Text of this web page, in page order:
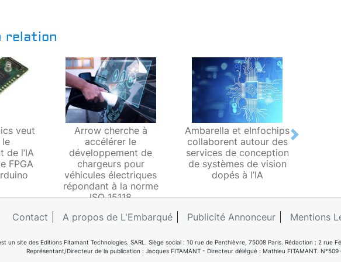
relation
veut
de l’IA
FPGA
Arrow cherche à
accélérer le
développement de
chargeurs pour
véhicules électriques
répondant à la norme
ISO 15118
Ambarella et eInfochips
collaborent autour des
services de conception
de systèmes de vision
dopés à l’IA
Next
Contact A propos de L'Embarqué Publicité Annonceur Mentions
un site des Editions Fitamant Technologies. SARL. Siège social : 10 rue de Penthièvre, 75008 Paris. Rédaction : 2 rue
Représentant/Directeur de la publication : Jacques FITAMANT - Directeur délégué : Mathieu FITAMANT. N°509